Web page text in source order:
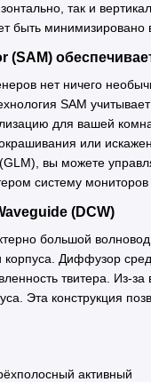
так и
быть минимизировано
(SAM)
нет ничего
SAM
для вашей
или
вы можете
систему мониторов
(DCW)
большой
Диффузор
твитера. Из-за
Эта конструкция
активный